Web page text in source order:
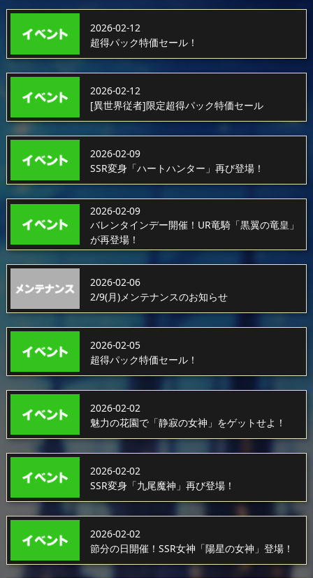
2026-02-12
超得パック特価セール！
2026-02-12
[異世界従者]限定超得パック特価セール
2026-02-09
SSR変身「ハートハンター」再び登場！
2026-02-09
バレンタインデー開催！UR竜騎「黒翼の竜皇」
が再登場！
2026-02-06
2/9(月)メンテナンスのお知らせ
2026-02-05
超得パック特価セール！
2026-02-02
魅力の花園で「静寂の女神」をゲットせよ！
2026-02-02
SSR変身「九尾魔神」再び登場！
2026-02-02
節分の日開催！SSR女神「陽星の女神」登場！